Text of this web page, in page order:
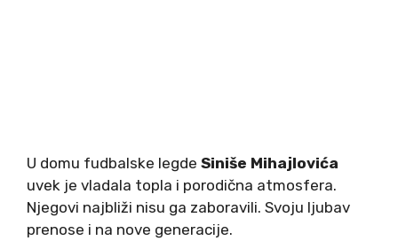
U domu fudbalske legde Siniše Mihajlovića
uvek je vladala topla i porodična atmosfera.
Njegovi najbliži nisu ga zaboravili. Svoju ljubav
prenose i na nove generacije.